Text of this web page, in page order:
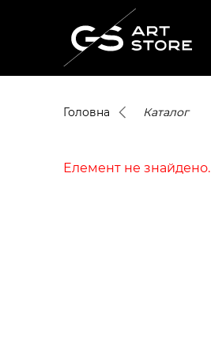
Головна Каталог
Елемент не знайдено.